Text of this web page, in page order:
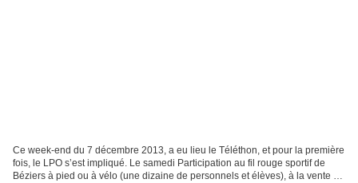
Ce week-end du 7 décembre 2013, a eu lieu le Téléthon, et pour la première
fois, le LPO s’est impliqué. Le samedi Participation au fil rouge sportif de
Béziers à pied ou à vélo (une dizaine de personnels et élèves), à la vente de